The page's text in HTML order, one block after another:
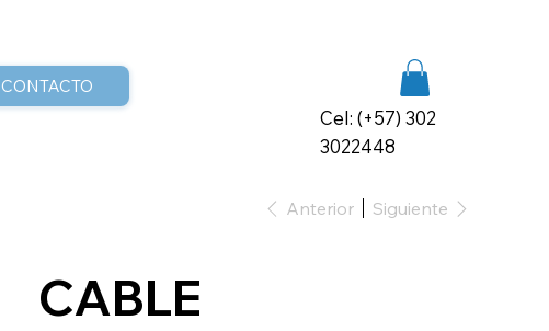
CONTACTO
Cel: (+57) 302
3022448
Anterior Siguiente
CABLE